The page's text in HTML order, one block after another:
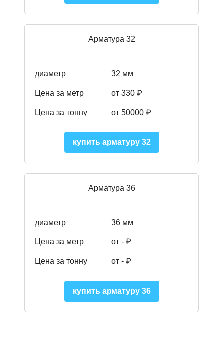
Арматура 32
диаметр 32 мм
Цена за метр от 330 ₽
Цена за тонну от 50000 ₽
купить арматуру 32
Арматура 36
диаметр 36 мм
Цена за метр от - ₽
Цена за тонну от - ₽
купить арматуру 36